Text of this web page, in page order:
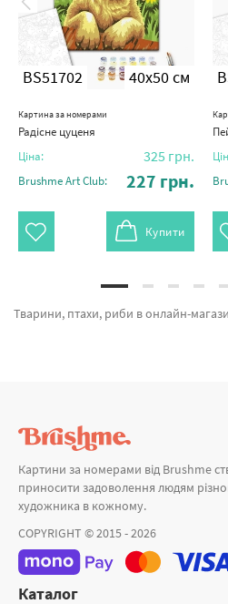
BS51702 40x50 см
Картина за номерами
Радісне цуценя
Ціна: 325 грн.
Brushme Art Club: 227 грн.
Купити
Тварини, птахи, риби в онлайн-магазині картин за номерами и алмазної мозаїки Брашмі. В даному місці можливо швидко купити Картина за номерами Котик в чашці GX8396 від лідируючого бренду Brushme який дивує якістю. Будь-який товар з категорії «Картини за номерами» сертифікований, з гарантією та підтверджений довірою покупців. Чарівні сови, Лисичка у віночку и
Картини за номерами від Brushme
приносити задоволення людям
художника в кожному.
COPYRIGHT © 2015 - 2026
Каталог